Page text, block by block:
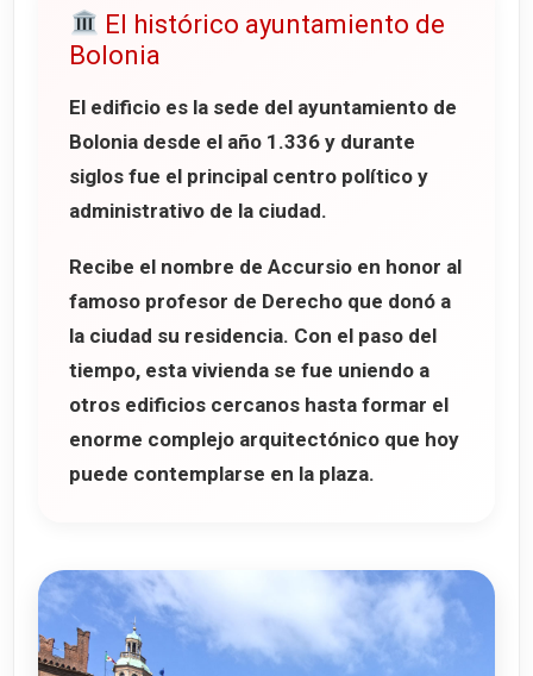
El histórico ayuntamiento de
Bolonia
El edificio es la sede del ayuntamiento de
Bolonia desde el año 1.336 y durante
siglos fue el principal centro político y
administrativo de la ciudad.
Recibe el nombre de Accursio en honor al
famoso profesor de Derecho que donó a
la ciudad su residencia. Con el paso del
tiempo, esta vivienda se fue uniendo a
otros edificios cercanos hasta formar el
enorme complejo arquitectónico que hoy
puede contemplarse en la plaza.